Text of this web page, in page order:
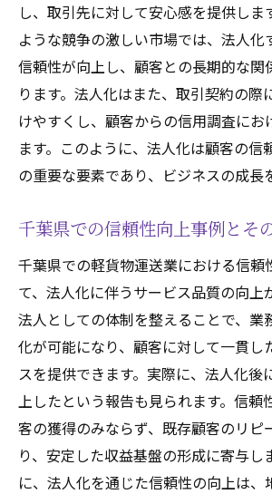
し、取引先に対して安心感を提供しま
ような競争の激しい市場では、法人化
信頼性が向上し、顧客との長期的な関
ります。法人化はまた、取引契約の際
けやすくし、顧客からの信用調査にお
ます。このように、法人化は顧客の信
の重要な要素であり、ビジネスの成長
千葉県での信頼性向上事例とそ
千葉県での軽貨物運送業における信頼
て、法人化に伴うサービス品質の向上
法人としての体制を整えることで、業
化が可能になり、顧客に対して一貫し
スを提供できます。実際に、法人化後
上したという報告も見られます。信頼
客の獲得のみならず、既存顧客のリピ
り、安定した収益基盤の形成に寄与し
に、法人化を通じた信頼性の向上は、